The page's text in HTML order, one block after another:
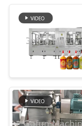
EXCURSÃO
DA
FÁBRICA
CONTROLE
DA
Linha